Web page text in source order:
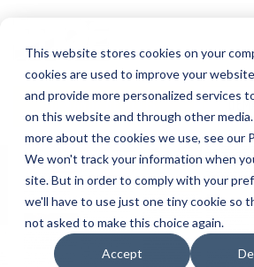
This website stores cookies on your
cookies are used to improve your
and provide more personalized services
on this website and through other
more about the cookies we use, see our
We won't track your information when
site. But in order to comply with your
we'll have to use just one tiny cookie so
not asked to make this choice again.
Accept
DEMANDE DE DEVIS